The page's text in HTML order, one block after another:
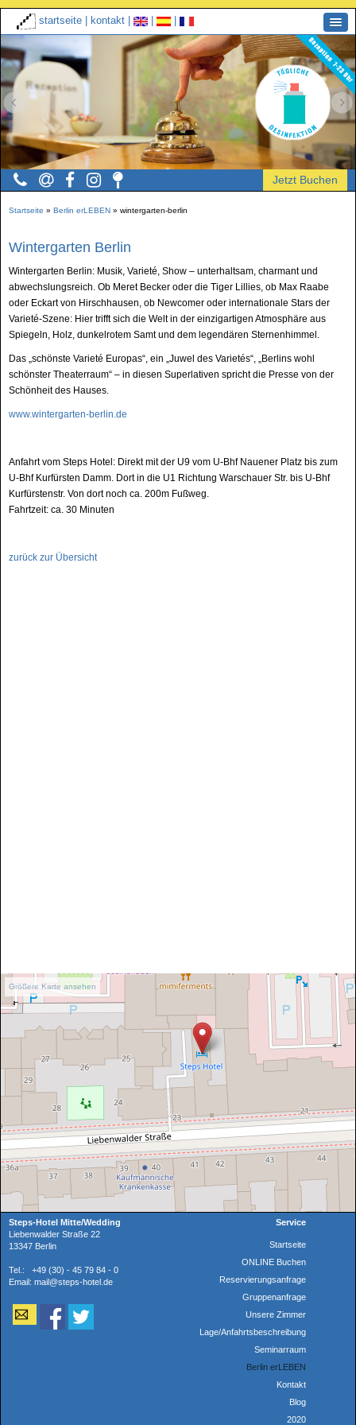
startseite kontakt
Startseite » Berlin erLEBEN » wintergarten-berlin
Wintergarten Berlin
Wintergarten Berlin: Musik, Varieté, Show – unterhaltsam, charmant und
abwechslungsreich. Ob Meret Becker oder die Tiger Lillies, ob Max Raabe
oder Eckart von Hirschhausen, ob Newcomer oder internationale Stars der
Varieté-Szene: Hier trifft sich die Welt in der einzigartigen Atmosphäre aus
Spiegeln, Holz, dunkelrotem Samt und dem legendären Sternenhimmel.
Das „schönste Varieté Europas“, ein „Juwel des Varietés“, „Berlins wohl
schönster Theaterraum“ – in diesen Superlativen spricht die Presse von der
Schönheit des Hauses.
www.wintergarten-berlin.de
Anfahrt vom Steps Hotel: Direkt mit der U9 vom U-Bhf Nauener Platz bis zum
U-Bhf Kurfürsten Damm. Dort in die U1 Richtung Warschauer Str. bis U-Bhf
Kurfürstenstr. Von dort noch ca. 200m Fußweg.
Fahrtzeit: ca. 30 Minuten
zurück zur Übersicht
Größere Karte ansehen
Steps-Hotel Mitte/Wedding
Liebenwalder Straße 22
13347 Berlin
Tel.: +49 (30) - 45 79 84 - 0
Email: mail@steps-hotel.de
Service
Startseite
ONLINE Buchen
Reservierungsanfrage
Gruppenanfrage
Unsere Zimmer
Lage/Anfahrtsbeschreibung
Seminarraum
Berlin erLEBEN
Kontakt
Blog
2020